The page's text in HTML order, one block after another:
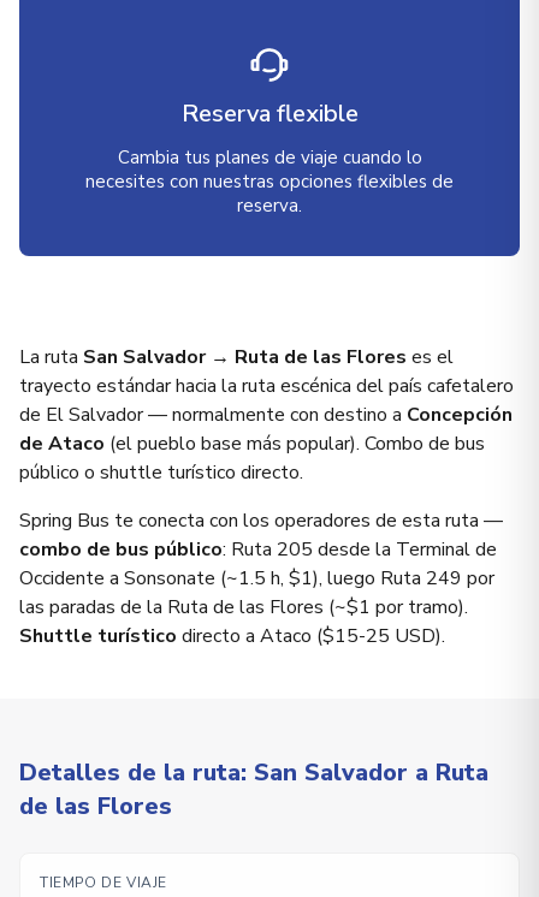
Reserva flexible
Cambia tus planes de viaje cuando lo
necesites con nuestras opciones flexibles de
reserva.
La ruta San Salvador → Ruta de las Flores es el
trayecto estándar hacia la ruta escénica del país cafetalero
de El Salvador — normalmente con destino a Concepción
de Ataco (el pueblo base más popular). Combo de bus
público o shuttle turístico directo.
Spring Bus te conecta con los operadores de esta ruta —
combo de bus público: Ruta 205 desde la Terminal de
Occidente a Sonsonate (~1.5 h, $1), luego Ruta 249 por
las paradas de la Ruta de las Flores (~$1 por tramo).
Shuttle turístico directo a Ataco ($15-25 USD).
Detalles de la ruta: San Salvador a Ruta
de las Flores
TIEMPO DE VIAJE